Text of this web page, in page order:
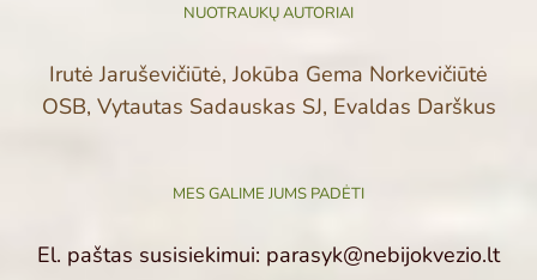
NUOTRAUKŲ AUTORIAI
Irutė Jaruševičiūtė, Jokūba Gema Norkevičiūtė
OSB, Vytautas Sadauskas SJ, Evaldas Darškus
MES GALIME JUMS PADĖTI
El. paštas susisiekimui: parasyk@nebijokvezio.lt